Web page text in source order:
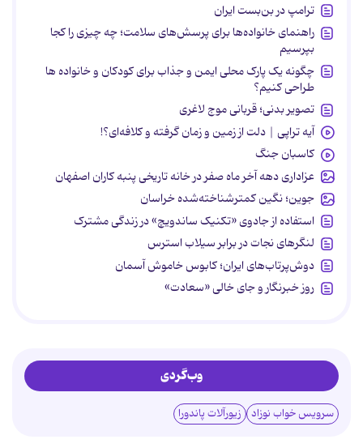
ترامپ در بن‌بست ایران
راهنمای خانواده‌ها برای پرسش‌های سلامت؛ چه چیزی را کجا
بپرسیم
چگونه یک پارک محلی ایمن و جذاب برای کودکان و خانواده ها
طراحی کنیم؟
تصویر بدنی؛ قربانی موج لاغری
آیه تراپی | دلت از زمین و زمان گرفته و کلافه‌ای؟!
کاسبان جنگ
عزاداری دهه آخر ماه صفر در خانه تاریخی پنبه کاران اصفهان
جوین؛ نگین کمترشناخته‌شده خراسان
استفاده از جادوی «تکنیک ساندویچ» در زندگی مشترک
لنگرهای نجات در برابر سیلاب استرس
دوش‌پرتاب‌های ایران؛ کابوس خاموش آسمان
روز خبرنگار و جای خالی «سعادت»
وب‌گردی
سرویس خواب نوزاد زیورآلات پاندورا